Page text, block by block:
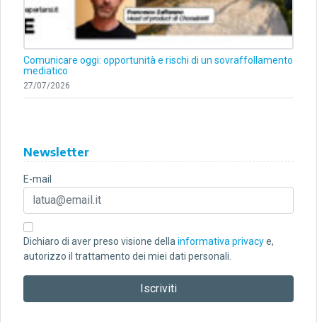
Comunicare oggi: opportunità e rischi di un sovraffollamento
mediatico
27/07/2026
Newsletter
E-mail
Dichiaro di aver preso visione della informativa privacye,
autorizzo il trattamento dei miei dati personali.